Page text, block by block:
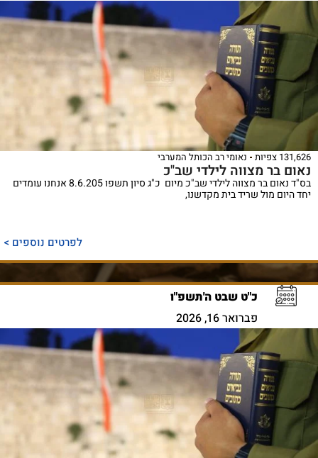
131,626 צפיות נאומי רב הכותל המערבי
נאום בר מצווה לילדי שב"כ
בס"ד נאום בר מצווה לילדי שב"כ מיום כ"ג סיון תשפו 8.6.205 אנחנו עומדים
יחד היום מול שריד בית מקדשנו,
לפרטים נוספים >
כ"ט שבט ה'תשפ"ו
פברואר 16, 2026